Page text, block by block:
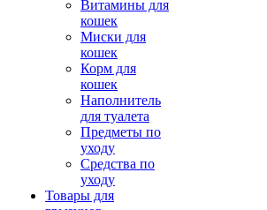
Витамины для
кошек
Миски для
кошек
Корм для
кошек
Наполнитель
для туалета
Предметы по
уходу
Средства по
уходу
Товары для